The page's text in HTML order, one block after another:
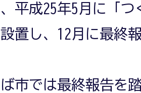
平成25年5月に「
置し、12月に最終
市では最終報告を